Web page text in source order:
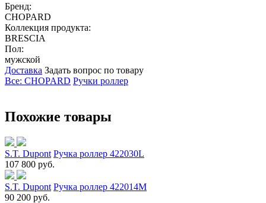
Бренд:
CHOPARD
Коллекция продукта:
BRESCIA
Пол:
мужской
Доставка Задать вопрос по товару
Все: CHOPARD Ручки роллер
Похожие товары
S.T. Dupont Ручка роллер 422030L
107 800 руб.
S.T. Dupont Ручка роллер 422014M
90 200 руб.